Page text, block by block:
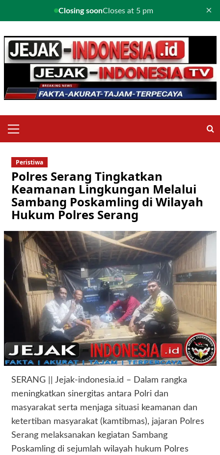
Closing soonCloses at 5 pm ×
to
content
Menu
Peristiwa
Polres Serang Tingkatkan
Keamanan Lingkungan Melalui
Sambang Poskamling di Wilayah
Hukum Polres Serang
SERANG || Jejak-indonesia.id – Dalam rangka
meningkatkan sinergitas antara Polri dan
masyarakat serta menjaga situasi keamanan dan
ketertiban masyarakat (kamtibmas), jajaran Polres
Serang melaksanakan kegiatan Sambang
Poskamling di sejumlah wilayah hukum Polres